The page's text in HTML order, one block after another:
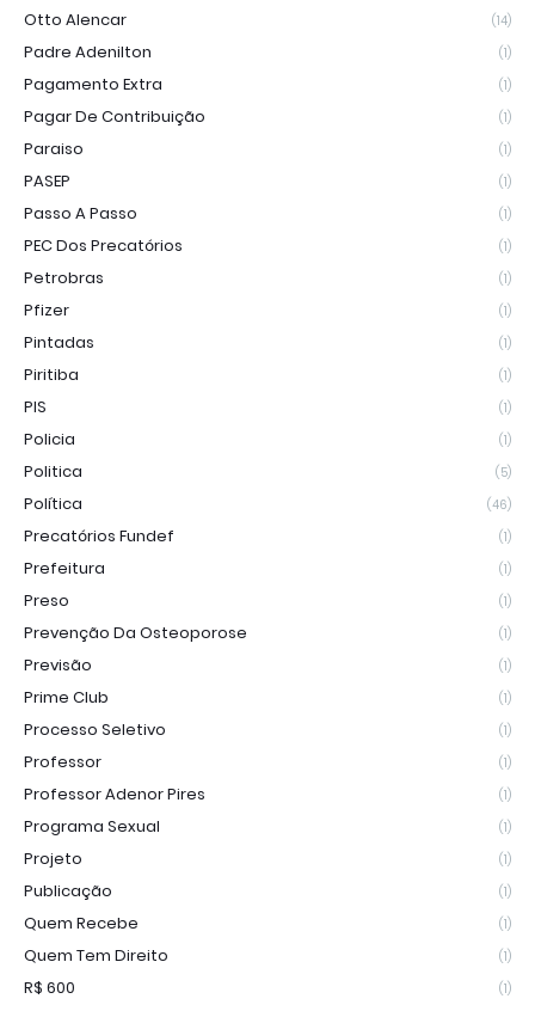
Otto Alencar (14)
Padre Adenilton (1)
Pagamento Extra (1)
Pagar De Contribuição (1)
Paraiso (1)
PASEP (1)
Passo A Passo (1)
PEC Dos Precatórios (1)
Petrobras (1)
Pfizer (1)
Pintadas (1)
Piritiba (1)
PIS (1)
Policia (1)
Politica (5)
Política (46)
Precatórios Fundef (1)
Prefeitura (1)
Preso (1)
Prevenção Da Osteoporose (1)
Previsão (1)
Prime Club (1)
Processo Seletivo (1)
Professor (1)
Professor Adenor Pires (1)
Programa Sexual (1)
Projeto (1)
Publicação (1)
Quem Recebe (1)
Quem Tem Direito (1)
R$ 600 (1)